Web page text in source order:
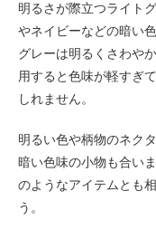
明るさが際立つライトグ
やネイビーなどの暗い
グレーは明るくさわや
用すると色味が軽すぎ
しれません。
明るい色や柄物のネク
暗い色味の小物も合いま
のようなアイテムとも
う。